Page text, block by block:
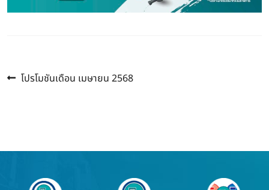
แนะแนว
Previous
โปรโมชันเดือน เมษายน 2568